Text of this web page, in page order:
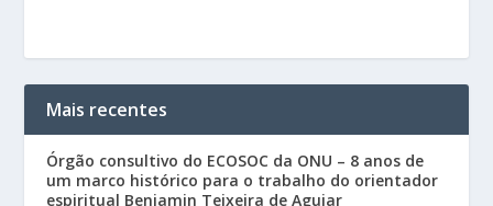
Mais recentes
Órgão consultivo do ECOSOC da ONU – 8 anos de
um marco histórico para o trabalho do orientador
espiritual Benjamin Teixeira de Aguiar